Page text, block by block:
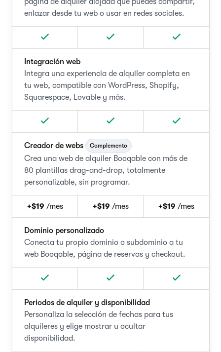
enlazar desde tu web o usar en redes sociales.
Integración web
Integra una experiencia de alquiler completa en
tu web, compatible con WordPress, Shopify,
Squarespace, Lovable y más.
Creador de webs Complemento
Crea una web de alquiler Booqable con más de
80 plantillas drag-and-drop, totalmente
personalizable, sin programar.
+$19 /mes +$19 /mes +$19 /mes
Dominio personalizado
Conecta tu propio dominio o subdominio a tu
web Booqable, página de reservas y checkout.
Periodos de alquiler y disponibilidad
Personaliza la selección de fechas para tus
alquileres y elige mostrar u ocultar
disponibilidad.